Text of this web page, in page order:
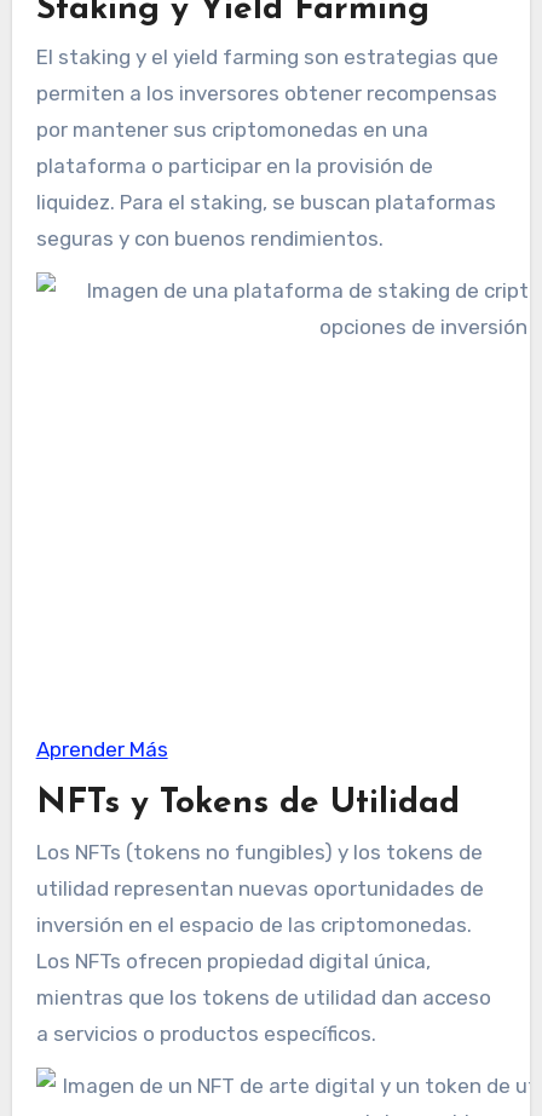
Staking y Yield Farming
El staking y el yield farming son estrategias que
permiten a los inversores obtener recompensas
por mantener sus criptomonedas en una
plataforma o participar en la provisión de
liquidez. Para el staking, se buscan plataformas
seguras y con buenos rendimientos.
Aprender Más
NFTs y Tokens de Utilidad
Los NFTs (tokens no fungibles) y los tokens de
utilidad representan nuevas oportunidades de
inversión en el espacio de las criptomonedas.
Los NFTs ofrecen propiedad digital única,
mientras que los tokens de utilidad dan acceso
a servicios o productos específicos.